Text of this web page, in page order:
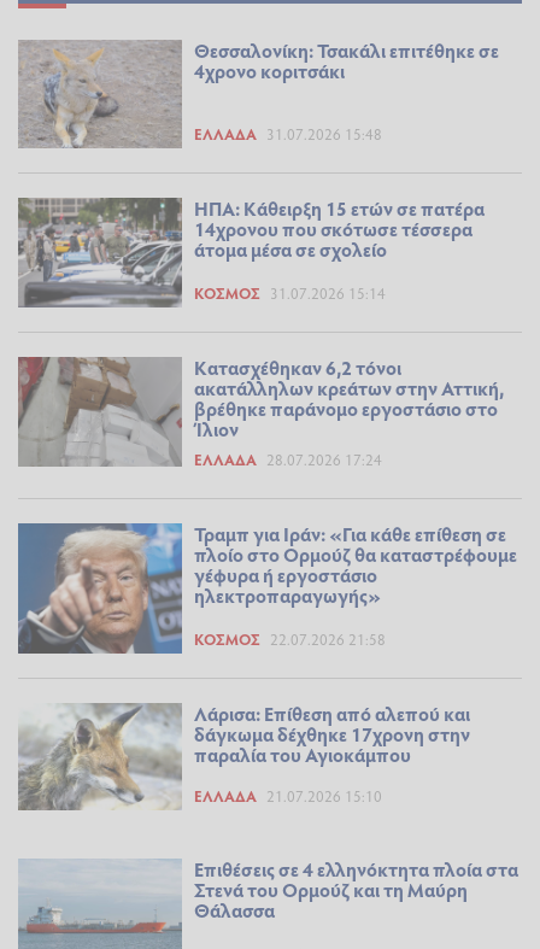
Θεσσαλονίκη: Τσακάλι επιτέθηκε σε
4χρονο κοριτσάκι
ΕΛΛΆΔΑ 31.07.2026 15:48
ΗΠΑ: Κάθειρξη 15 ετών σε πατέρα
14χρονου που σκότωσε τέσσερα
άτομα μέσα σε σχολείο
ΚΌΣΜΟΣ 31.07.2026 15:14
Κατασχέθηκαν 6,2 τόνοι
ακατάλληλων κρεάτων στην Αττική,
βρέθηκε παράνομο εργοστάσιο στο
Ίλιον
ΕΛΛΆΔΑ 28.07.2026 17:24
Τραμπ για Ιράν: «Για κάθε επίθεση σε
πλοίο στο Ορμούζ θα καταστρέφουμε
γέφυρα ή εργοστάσιο
ηλεκτροπαραγωγής»
ΚΌΣΜΟΣ 22.07.2026 21:58
Λάρισα: Επίθεση από αλεπού και
δάγκωμα δέχθηκε 17χρονη στην
παραλία του Αγιοκάμπου
ΕΛΛΆΔΑ 21.07.2026 15:10
Επιθέσεις σε 4 ελληνόκτητα πλοία στα
Στενά του Ορμούζ και τη Μαύρη
Θάλασσα